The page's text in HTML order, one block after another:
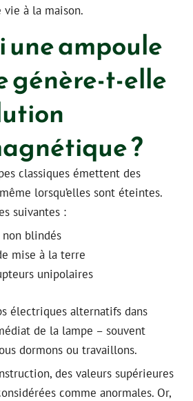
à la maison.
une ampoule
génère-t-elle
?
classiques émettent des
lorsqu’elles sont éteintes.
suivantes :
non blindés
mise à la terre
unipolaires
électriques alternatifs dans
de la lampe – souvent
dormons ou travaillons.
des valeurs supérieures
comme anormales. Or,